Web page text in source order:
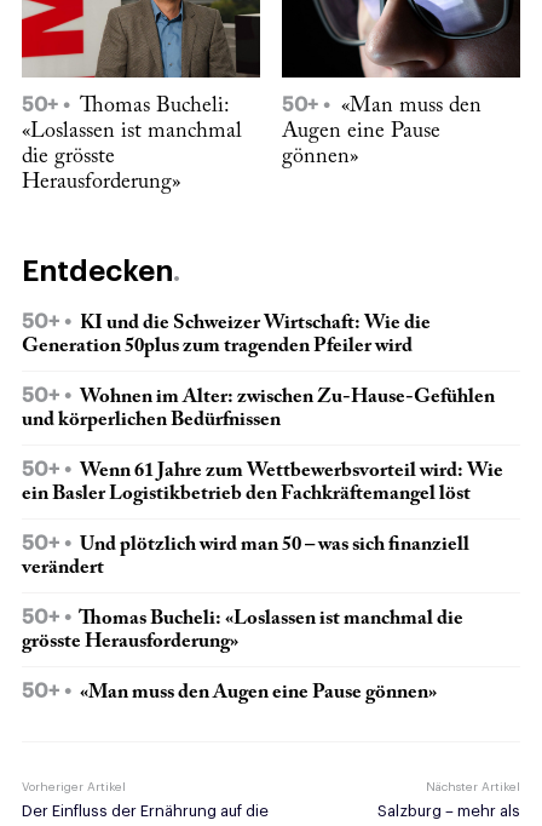
50+
Thomas Bucheli:
«Loslassen ist manchmal
die grösste
Herausforderung»
50+
«Man muss den
Augen eine Pause
gönnen»
Entdecken
50+
KI und die Schweizer Wirtschaft: Wie die
Generation 50plus zum tragenden Pfeiler wird
50+
Wohnen im Alter: zwischen Zu-Hause-Gefühlen
und körperlichen Bedürfnissen
50+
Wenn 61 Jahre zum Wettbewerbsvorteil wird: Wie
ein Basler Logistikbetrieb den Fachkräftemangel löst
50+
Und plötzlich wird man 50 – was sich finanziell
verändert
50+
Thomas Bucheli: «Loslassen ist manchmal die
grösste Herausforderung»
50+ «Man muss den Augen eine Pause gönnen»
Vorheriger Artikel
Der Einfluss der Ernährung auf die
Nächster Artikel
Salzburg – mehr als